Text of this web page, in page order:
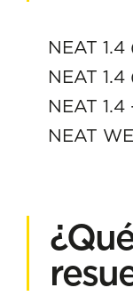
NEAT
NEAT
NEAT 1.4
NEAT